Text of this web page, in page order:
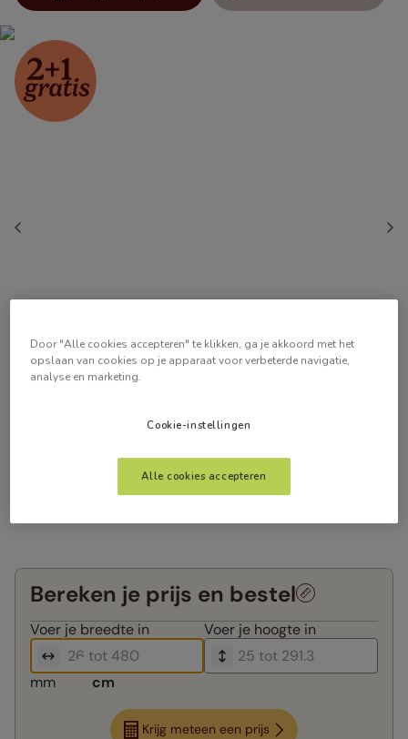
Bereken je prijs en bestel
Voer je breedte in Voer je hoogte in
mm cm
Krijg meteen een prijs
Door "Alle cookies accepteren" te klikken, ga je akkoord met het
opslaan van cookies op je apparaat voor verbeterde navigatie,
analyse en marketing.
Cookie-instellingen
Alle cookies accepteren